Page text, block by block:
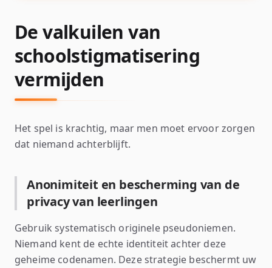
De valkuilen van
schoolstigmatisering
vermijden
Het spel is krachtig, maar men moet ervoor zorgen
dat niemand achterblijft.
Anonimiteit en bescherming van de
privacy van leerlingen
Gebruik systematisch originele pseudoniemen.
Niemand kent de echte identiteit achter deze
geheime codenamen. Deze strategie beschermt uw